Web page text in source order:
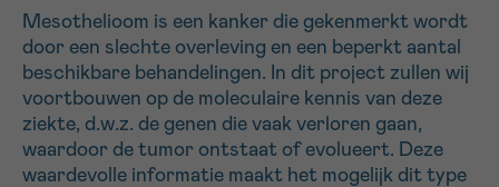
Mesothelioom is een kanker die gekenmerkt wordt
door een slechte overleving en een beperkt aantal
beschikbare behandelingen. In dit project zullen wij
voortbouwen op de moleculaire kennis van deze
ziekte, d.w.z. de genen die vaak verloren gaan,
waardoor de tumor ontstaat of evolueert. Deze
waardevolle informatie maakt het mogelijk dit type